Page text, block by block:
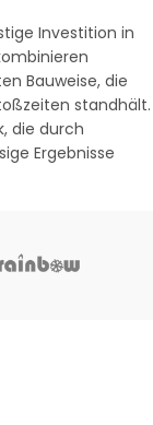
Investition in
Bauweise, die
standhält.
die durch
Ergebnisse